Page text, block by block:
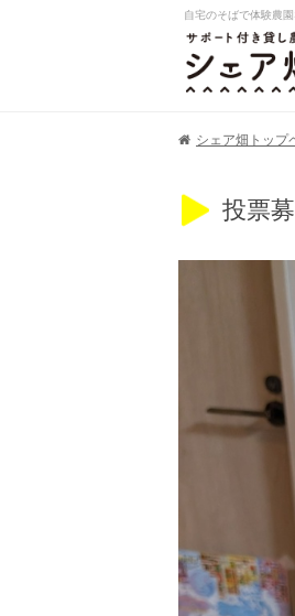
自宅のそばで体験農
シェア畑トップ
投票